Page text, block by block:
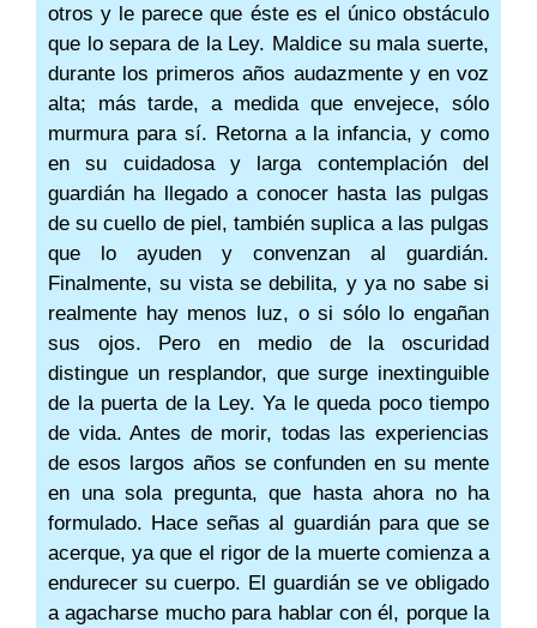
otros y le parece que éste es el único obstáculo
que lo separa de la Ley. Maldice su mala suerte,
durante los primeros años audazmente y en voz
alta; más tarde, a medida que envejece, sólo
murmura para sí. Retorna a la infancia, y como
en su cuidadosa y larga contemplación del
guardián ha llegado a conocer hasta las pulgas
de su cuello de piel, también suplica a las pulgas
que lo ayuden y convenzan al guardián.
Finalmente, su vista se debilita, y ya no sabe si
realmente hay menos luz, o si sólo lo engañan
sus ojos. Pero en medio de la oscuridad
distingue un resplandor, que surge inextinguible
de la puerta de la Ley. Ya le queda poco tiempo
de vida. Antes de morir, todas las experiencias
de esos largos años se confunden en su mente
en una sola pregunta, que hasta ahora no ha
formulado. Hace señas al guardián para que se
acerque, ya que el rigor de la muerte comienza a
endurecer su cuerpo. El guardián se ve obligado
a agacharse mucho para hablar con él, porque la